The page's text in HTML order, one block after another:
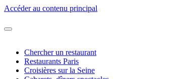
Accéder au contenu principal
Chercher un restaurant
Restaurants Paris
Croisières sur la Seine